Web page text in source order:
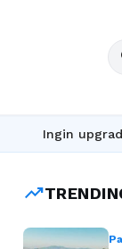
Ingin upgrade skill
trending_up